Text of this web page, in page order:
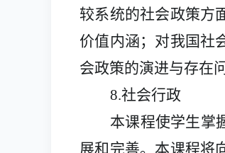
较系统的社会政策方
价值内涵；对我国社
会政策的演进与存在
8.社会行政
本课程使学生掌
展和完善。本课程将